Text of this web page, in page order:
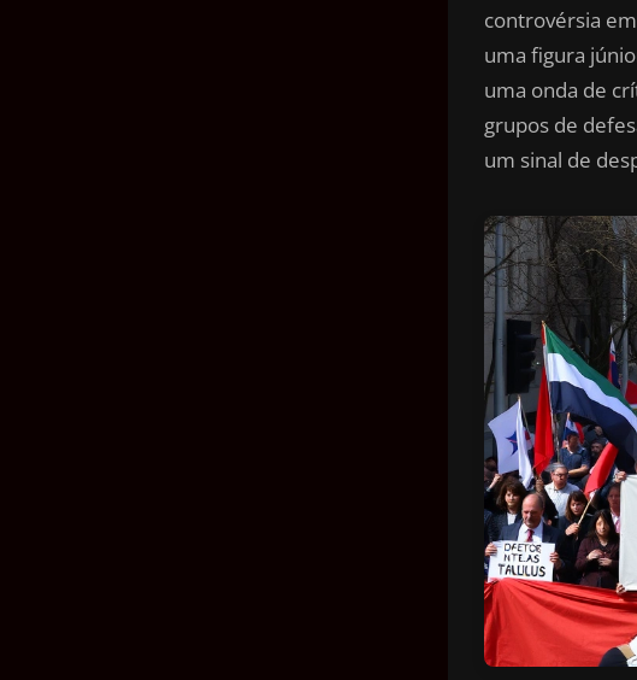
controvérsia
uma figura
uma onda de
grupos de
um sinal de